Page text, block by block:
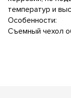
температур и
Особенности:
Съемный чехол